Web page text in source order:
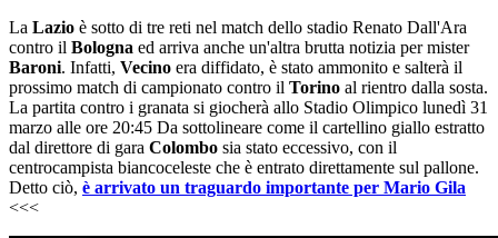
La Lazio è sotto di tre reti nel match dello stadio Renato Dall'Ara
contro il Bologna ed arriva anche un'altra brutta notizia per mister
Baroni. Infatti, Vecino era diffidato, è stato ammonito e salterà il
prossimo match di campionato contro il Torino al rientro dalla sosta.
La partita contro i granata si giocherà allo Stadio Olimpico lunedì 31
marzo alle ore 20:45 Da sottolineare come il cartellino giallo estratto
dal direttore di gara Colombo sia stato eccessivo, con il
centrocampista biancoceleste che è entrato direttamente sul pallone.
Detto ciò, è arrivato un traguardo importante per Mario Gila
<<<